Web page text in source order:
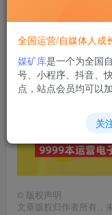
© 版权声明
文章版权归作者所有，
全国运营/自媒体人成
媒矿库是一个为全国
号、小程序、抖音、
点，站点会员均可以
关